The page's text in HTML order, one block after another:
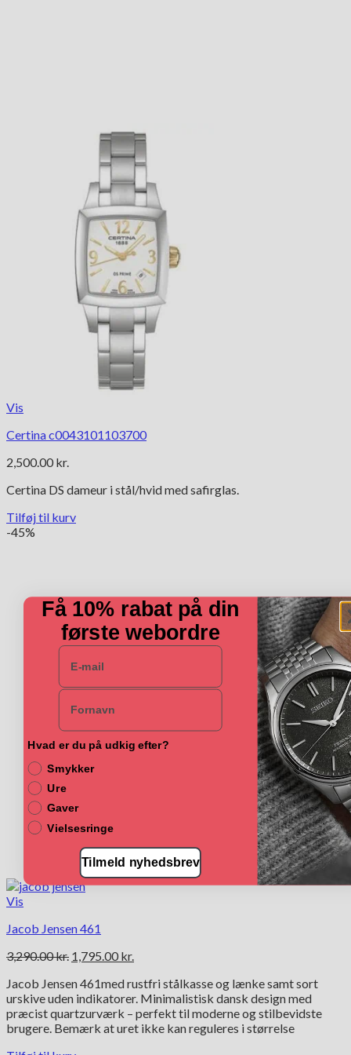
Vis
Certina c0043101103700
2,500.00 kr.
Certina DS dameur i stål/hvid med safirglas.
Tilføj til kurv
-45%
Vis
Jacob Jensen 461
3,290.00kr. Den
pris
var:
3,290.00 kr..
1,795.00 kr.
pris
er:
1,795.00 kr..
Jacob Jensen 461med rustfri stålkasse og lænke samt sort
urskive uden indikatorer. Minimalistisk dansk design med
præcist quartzurværk – perfekt til moderne og stilbevidste
brugere. Bemærk at uret ikke kan reguleres i størrelse
Få 10% rabat på din
første webordre
E-mail
Navn
Hvad er du på udkig efter?
Smykker
Ure
Gaver
Vielsesringe
Tilmeld nyhedsbrev